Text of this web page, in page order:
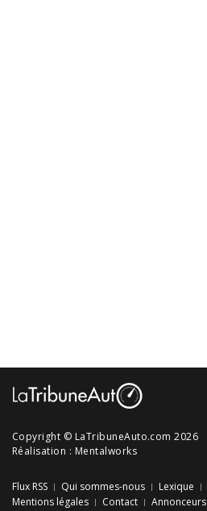
Copyright © LaTribuneAuto.com 2026
Réalisation : Mentalworks
Flux RSS Qui sommes-nous Lexique
Mentions légales
Contact Annonceurs